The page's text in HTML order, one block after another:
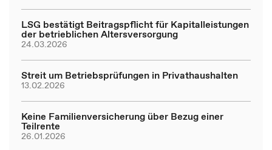
LSG bestätigt Beitragspflicht für Kapitalleistungen
der betrieblichen Altersversorgung
24.03.2026
Streit um Betriebsprüfungen in Privathaushalten
13.02.2026
Keine Familienversicherung über Bezug einer
Teilrente
26.01.2026